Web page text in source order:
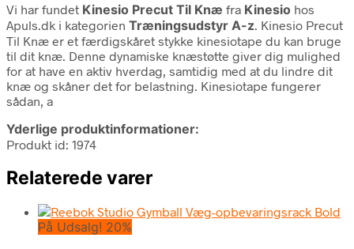
Vi har fundet Kinesio Precut Til Knæ fra Kinesio hos
Apuls.dk i kategorien Træningsudstyr A-z. Kinesio Precut
Til Knæ er et færdigskåret stykke kinesiotape du kan bruge
til dit knæ. Denne dynamiske knæstøtte giver dig mulighed
for at have en aktiv hverdag, samtidig med at du lindre dit
knæ og skåner det for belastning. Kinesiotape fungerer
sådan, a
Yderlige produktinformationer:
Produkt id: 1974
Relaterede varer
På Udsalg! 20%